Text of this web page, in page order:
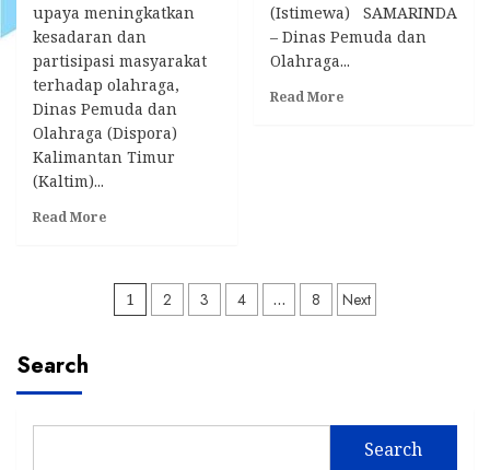
upaya meningkatkan
kesadaran dan
partisipasi masyarakat
terhadap olahraga,
Dinas Pemuda dan
Olahraga (Dispora)
Kalimantan Timur
(Kaltim)...
Read MoreRead
Kaltim
Luncurkan
(Istimewa) SAMARINDA
– Dinas Pemuda dan
Olahraga...
Read MoreRead
Festival
Musik
Kreatif
Posts
1 2 3 4 … 8 Next
Search
Search